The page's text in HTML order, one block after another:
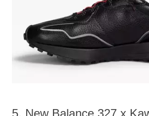
5. New Balance 327 x